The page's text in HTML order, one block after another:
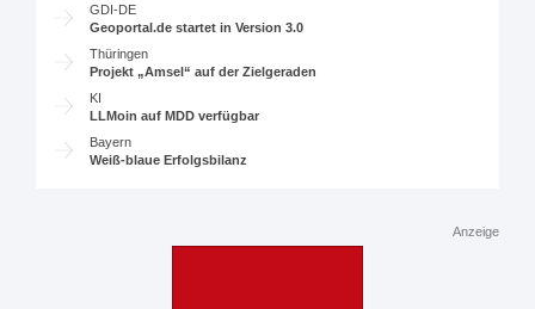
GDI-DE
Geoportal.de startet in Version 3.0
Thüringen
Projekt „Amsel“ auf der Zielgeraden
KI
LLMoin auf MDD verfügbar
Bayern
Weiß-blaue Erfolgsbilanz
Anzeige